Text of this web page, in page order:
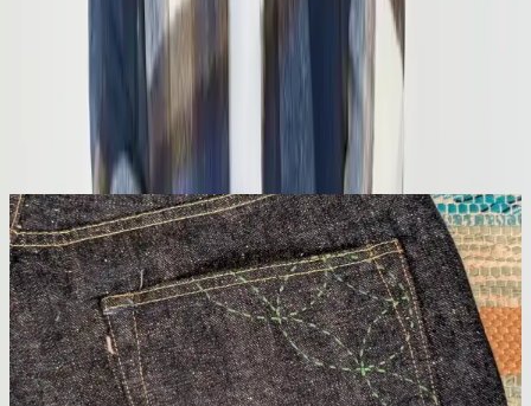
Ayın popüler yazıları